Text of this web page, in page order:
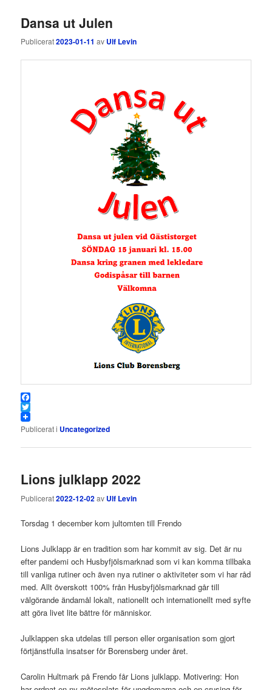
Dansa ut Julen
Publicerat2023-01-11 av Ulf Levin
Facebook
Twitter
Publicerat i Uncategorized
Lions julklapp 2022
Publicerat2022-12-02av Ulf Levin
Torsdag 1 december kom jultomten till Frendo
Lions Julklapp är en tradition som har kommit av sig. Det är nu
efter pandemi och Husbyfjölsmarknad som vi kan komma tillbaka
till vanliga rutiner och även nya rutiner o aktiviteter som vi har råd
med. Allt överskott 100% från Husbyfjölsmarknad går till
välgörande ändamål lokalt, nationellt och internationellt med syfte
att göra livet lite bättre för människor.
Julklappen ska utdelas till person eller organisation som gjort
förtjänstfulla insatser för Borensberg under året.
Carolin Hultmark på Frendo får Lions julklapp. Motivering: Hon